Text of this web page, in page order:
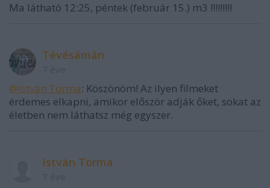
Ma látható 12:25, péntek (február 15.) m3 !!!!!!!!!
Tévésámán
@István Torma: Köszönöm! Az ilyen filmeket
érdemes elkapni, amikor először adják őket, sokat az
életben nem láthatsz még egyszer.
István Torma